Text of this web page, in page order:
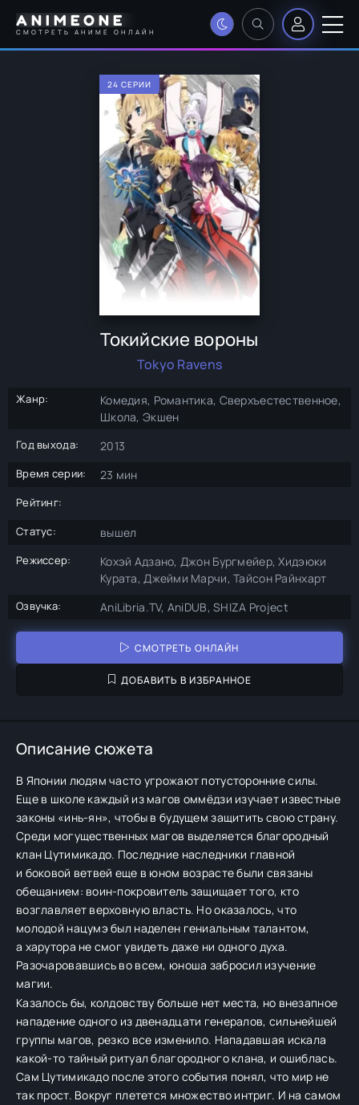
ANIMEONE
СМОТРЕТЬ АНИМЕ ОНЛАЙН
24 СЕРИИ
Токийские вороны
Tokyo Ravens
Жанр:
Комедия, Романтика, Сверхъестественное,
Школа, Экшен
Год выхода: 2013
Время серии: 23 мин
Рейтинг:
Статус:
вышел
Режиссер:
Кохэй Адзано, Джон Бургмейер, Хидэюки
Курата, Джейми Марчи, Тайсон Райнхарт
Озвучка: AniLibria.TV, AniDUB, SHIZA Project
СМОТРЕТЬ ОНЛАЙН
ДОБАВИТЬ В ИЗБРАННОЕ
Описание сюжета
В Японии людям часто угрожают потусторонние силы.
Еще в школе каждый из магов оммёдзи изучает известные
законы «инь-ян», чтобы в будущем защитить свою страну.
Среди могущественных магов выделяется благородный
клан Цутимикадо. Последние наследники главной
и боковой ветвей еще в юном возрасте были связаны
обещанием: воин-покровитель защищает того, кто
возглавляет верховную власть. Но оказалось, что
молодой нацумэ был наделен гениальным талантом,
а харутора не смог увидеть даже ни одного духа.
Разочаровавшись во всем, юноша забросил изучение
магии.
Казалось бы, колдовству больше нет места, но внезапное
нападение одного из двенадцати генералов, сильнейшей
группы магов, резко все изменило. Нападавшая искала
какой-то тайный ритуал благородного клана, и ошиблась.
Сам Цутимикадо после этого события понял, что мир не
так прост. Вокруг плетется множество интриг. И на самом